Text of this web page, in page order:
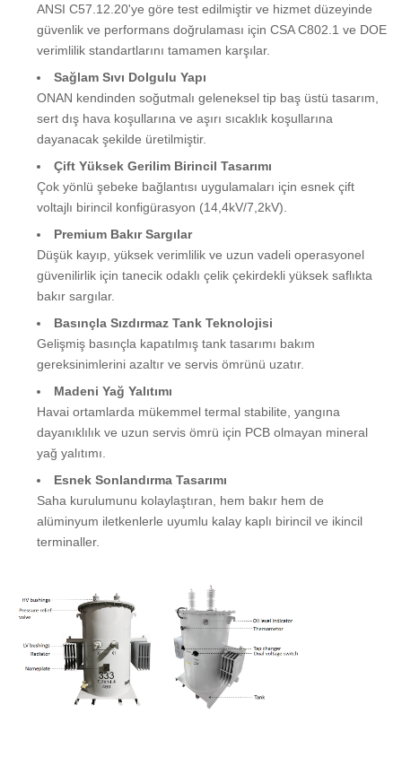
ANSI C57.12.20'ye göre test edilmiştir ve hizmet düzeyinde
güvenlik ve performans doğrulaması için CSA C802.1 ve DOE
verimlilik standartlarını tamamen karşılar.
Sağlam Sıvı Dolgulu Yapı
ONAN kendinden soğutmalı geleneksel tip baş üstü tasarım,
sert dış hava koşullarına ve aşırı sıcaklık koşullarına
dayanacak şekilde üretilmiştir.
Çift Yüksek Gerilim Birincil Tasarımı
Çok yönlü şebeke bağlantısı uygulamaları için esnek çift
voltajlı birincil konfigürasyon (14,4kV/7,2kV).
Premium Bakır Sargılar
Düşük kayıp, yüksek verimlilik ve uzun vadeli operasyonel
güvenilirlik için tanecik odaklı çelik çekirdekli yüksek saflıkta
bakır sargılar.
Basınçla Sızdırmaz Tank Teknolojisi
Gelişmiş basınçla kapatılmış tank tasarımı bakım
gereksinimlerini azaltır ve servis ömrünü uzatır.
Madeni Yağ Yalıtımı
Havai ortamlarda mükemmel termal stabilite, yangına
dayanıklılık ve uzun servis ömrü için PCB olmayan mineral
yağ yalıtımı.
Esnek Sonlandırma Tasarımı
Saha kurulumunu kolaylaştıran, hem bakır hem de
alüminyum iletkenlerle uyumlu kalay kaplı birincil ve ikincil
terminaller.